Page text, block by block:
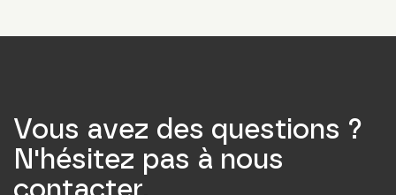
Vous avez des questions ?
N'hésitez pas à nous